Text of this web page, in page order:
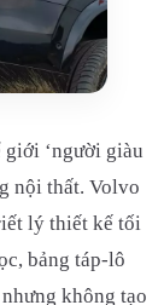
giới ‘người giàu
nội thất. Volvo
lý thiết kế tối
bảng táp-lô
không tạo